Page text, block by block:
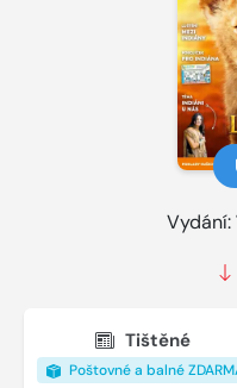
Vydání:
Tištěné
Poštovné a balné